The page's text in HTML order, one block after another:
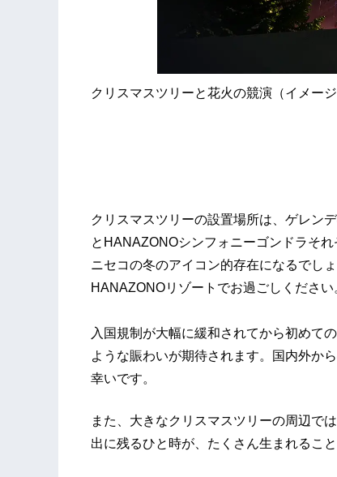
クリスマスツリーと花火の競演（イメージ
クリスマスツリーの設置場所は、ゲレン
とHANAZONOシンフォニーゴンドラそ
ニセコの冬のアイコン的存在になるでし
HANAZONOリゾートでお過ごしください
入国規制が大幅に緩和されてから初めて
ような賑わいが期待されます。国内外か
幸いです。
また、大きなクリスマスツリーの周辺で
出に残るひと時が、たくさん生まれること